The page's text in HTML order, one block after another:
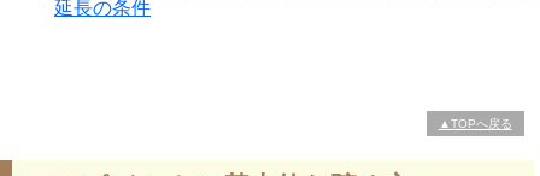
延長の条件
▲TOPへ戻る